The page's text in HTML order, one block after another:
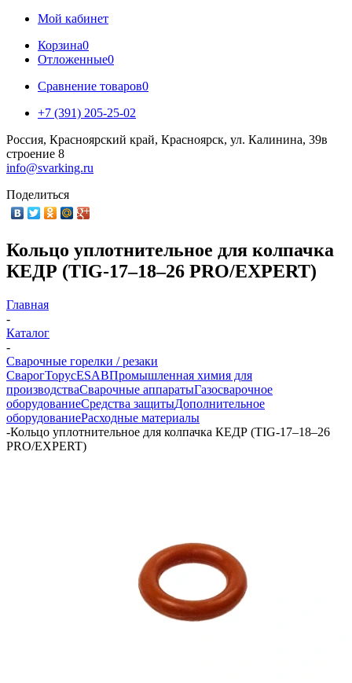
Мой кабинет
Корзина0
Отложенные0
Сравнение товаров0
+7 (391) 205-25-02
Россия, Красноярский край, Красноярск, ул. Калинина, 39в
строение 8
info@svarking.ru
Поделиться
Кольцо уплотнительное для колпачка
КЕДР (TIG-17–18–26 PRO/EXPERT)
Главная
-
Каталог
-
Сварочные горелки / резаки
СварогТорусESABПромышленная химия для
производстваСварочные аппаратыГазосварочное
оборудованиеСредства защитыДополнительное
оборудованиеРасходные материалы
-Кольцо уплотнительное для колпачка КЕДР (TIG-17–18–26
PRO/EXPERT)